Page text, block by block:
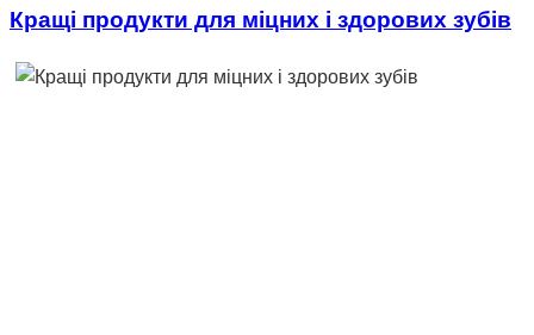
Кращі продукти для міцних і здорових зубів